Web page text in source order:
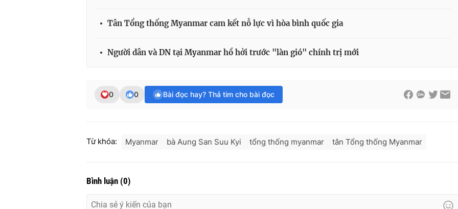
Tân Tổng thống Myanmar cam kết nỗ lực vì hòa bình quốc gia
Người dân và DN tại Myanmar hồ hởi trước "làn gió" chính trị mới
0 0 Bài đọc hay? Thả tim cho bài đọc
Từ khóa: Myanmar bà Aung San Suu Kyi tổng thống myanmar tân Tổng thống Myanmar
Bình luận (0)